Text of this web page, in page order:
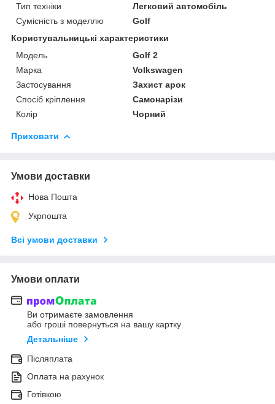
Тип техніки
Легковий автомобіль
Сумісність з моделлю
Golf
Користувальницькі характеристики
Мoдель
Golf 2
Марка
Volkswagen
Застосування
Захист арок
Спосіб кріплення
Самонарізи
Колір
Чорний
Приховати
Умови доставки
Нова Пошта
Укрпошта
Всі умови доставки
Умови оплати
Ви отримаєте замовлення
або гроші повернуться на вашу картку
Детальніше
Післяплата
Оплата на рахунок
Готівкою